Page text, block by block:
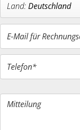
Deutschland
E-Mail für
Telefon*
Mitteilung